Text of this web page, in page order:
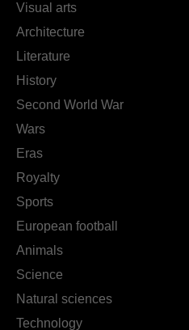
Visual arts
Architecture
Literature
History
Second World War
Wars
Eras
Royalty
Sports
European football
Animals
Science
Natural sciences
Technology